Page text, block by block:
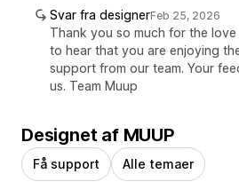
Svar fra designerFeb 25, 2026
Thank you so much for the
to hear that you are enjoying
support from our team. Your
us. Team Muup
Designet af MUUP
Få support Alle temaer